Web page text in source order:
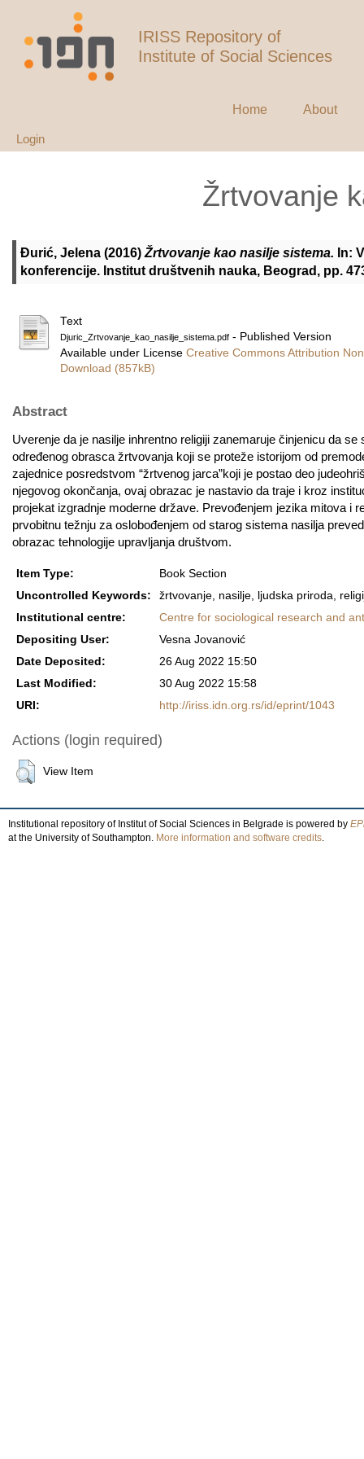
IRISS Repository of
Institute of Social Sciences
Home About
Login
Žrtvovanje
Đurić, Jelena (2016) Žrtvovanje kao nasilje sistema. In:
konferencije. Institut društvenih nauka, Beograd, pp.
Text
Djuric_Zrtvovanje_kao_nasilje_sistema.pdf - Published Version
Available under License Creative Commons Attribution
Download (857kB)
Abstract
Uverenje da je nasilje inhrentno religiji zanemaruje činjenicu da
određenog obrasca žrtvovanja koji se proteže istorijom od
zajednice posredstvom “žrtvenog jarca”koji je postao deo
njegovog okončanja, ovaj obrazac je nastavio da traje i kroz
projekat izgradnje moderne države. Prevođenjem jezika mitova i
prvobitnu težnju za oslobođenjem od starog sistema nasilja
obrazac tehnologije upravljanja društvom.
Item Type:
Book Section
Uncontrolled Keywords:
žrtvovanje, nasilje, ljudska priroda,
Institutional centre:
Centre for sociological research and
Depositing User:
Vesna Jovanović
Date Deposited:
26 Aug 2022 15:50
Last Modified:
30 Aug 2022 15:58
URI:
http://iriss.idn.org.rs/id/eprint/1043
Actions (login required)
View Item
Institutional repository of Institut of Social Sciences in Belgrade is powered by
at the University of Southampton. More information and software credits